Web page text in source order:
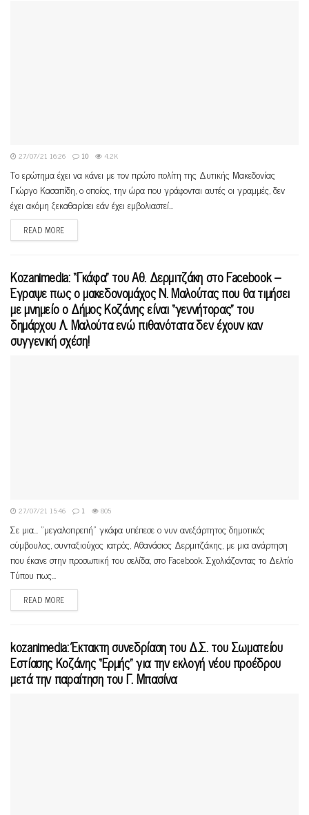
27/07/21 16:26 10 4.2K
Το ερώτημα έχει να κάνει με τον πρώτο πολίτη της Δυτικής Μακεδονίας
Γιώργο Κασαπίδη, ο οποίος, την ώρα που γράφονται αυτές οι γραμμές, δεν
έχει ακόμη ξεκαθαρίσει εάν έχει εμβολιαστεί...
READ MORE
Kozanimedia: “Γκάφα” του Αθ. Δερμιτζάκη στο Facebook –
Έγραψε πως ο μακεδονομάχος Ν. Μαλούτας που θα τιμήσει
με μνημείο ο Δήμος Κοζάνης είναι “γεννήτορας” του
δημάρχου Λ. Μαλούτα ενώ πιθανότατα δεν έχουν καν
συγγενική σχέση!
27/07/21 15:46 1 805
Σε μια... "μεγαλοπρεπή" γκάφα υπέπεσε ο νυν ανεξάρτητος δημοτικός
σύμβουλος, συνταξιούχος ιατρός, Αθανάσιος Δερμιτζάκης, με μια ανάρτηση
που έκανε στην προσωπική του σελίδα, στο Facebook. Σχολιάζοντας το Δελτίο
Τύπου πως...
READ MORE
kozanimedia: Έκτακτη συνεδρίαση του Δ.Σ. του Σωματείου
Εστίασης Κοζάνης “Ερμής” για την εκλογή νέου προέδρου
μετά την παραίτηση του Γ. Μπασίνα